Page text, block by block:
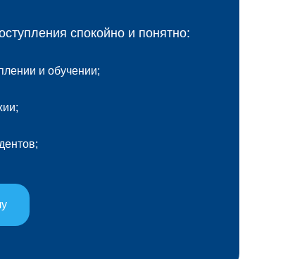
спокойно и понятно:
и обучении;